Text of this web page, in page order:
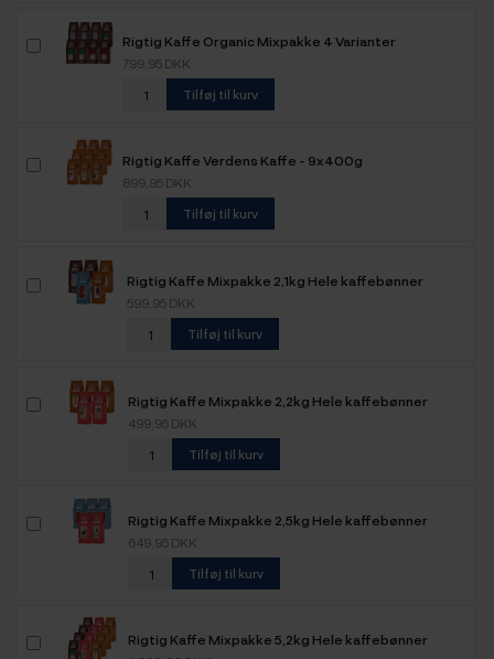
Rigtig Kaffe Organic Mixpakke 4 Varianter
799,95 DKK
Tilføj til kurv
Rigtig Kaffe Verdens Kaffe - 9x400g
899,95 DKK
Tilføj til kurv
Rigtig Kaffe Mixpakke 2,1kg Hele kaffebønner
599,95 DKK
Tilføj til kurv
Rigtig Kaffe Mixpakke 2,2kg Hele kaffebønner
499,95 DKK
Tilføj til kurv
Rigtig Kaffe Mixpakke 2,5kg Hele kaffebønner
649,95 DKK
Tilføj til kurv
Rigtig Kaffe Mixpakke 5,2kg Hele kaffebønner